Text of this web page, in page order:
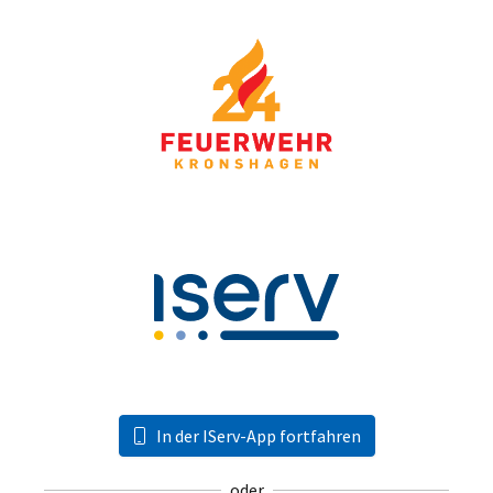
In der IServ-App fortfahren